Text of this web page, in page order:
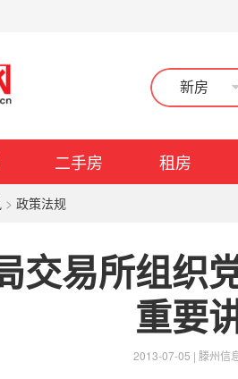
新房
二手房 租房
> 政策法规
交易所组织
重要
2013-07-05 | 滕州信